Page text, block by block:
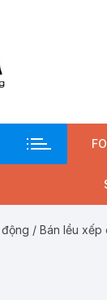
/ Bán lều xếp